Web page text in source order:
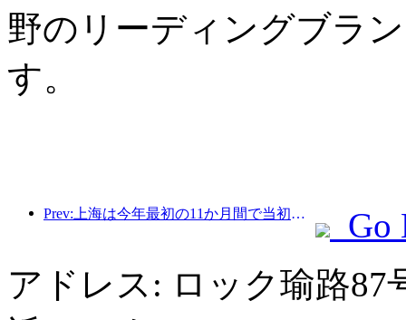
野のリーディングブラ
す。
Prev:上海は今年最初の11か月間で当初の予想を上回る828万2千人の観光客を受け入れた。
Go
アドレス: ロック瑜路